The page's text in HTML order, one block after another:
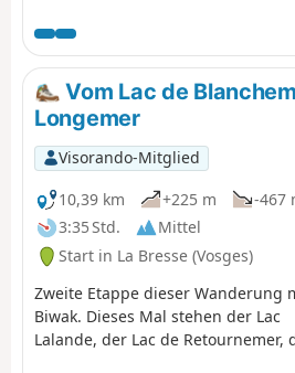
zum Col de Bramont und zum Étang
de Sèchemer, um schließlich zum
Chalet de Rouge Mousse zu
gelangen.
Vom Lac de
Longemer
Visorando-Mitglied
10,39 km
+225 m
-467
3:35 Std.
Mittel
Start in La Bresse (Vosges)
Zweite Etappe dieser Wanderung
Biwak. Dieses Mal stehen der Lac
Lalande, der Lac de Retournemer,